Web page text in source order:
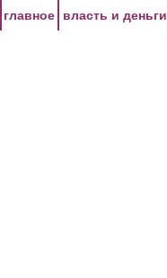
главное власть и деньги